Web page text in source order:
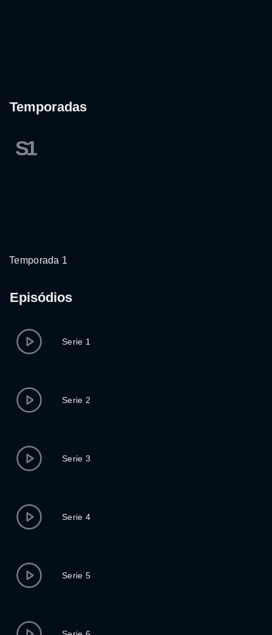
Temporadas
S1
Temporada 1
Episódios
Serie 1
Serie 2
Serie 3
Serie 4
Serie 5